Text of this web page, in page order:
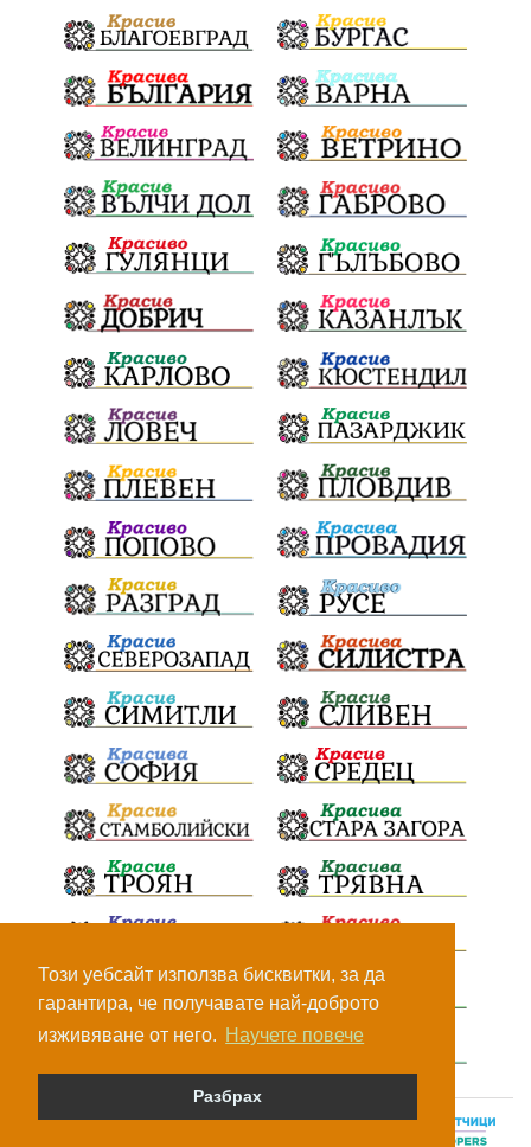
Този уебсайт използва бисквитки, за да
гарантира, че получавате най-доброто
изживяване от него. Научете повече
Разбрах
© Всички права са запазени, 2026.